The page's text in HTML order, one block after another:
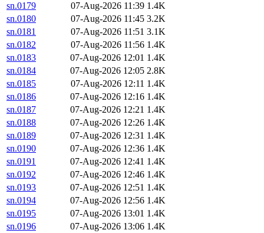
sn.0179
07-Aug-2026 11:39 1.4K
sn.0180
07-Aug-2026 11:45 3.2K
sn.0181
07-Aug-2026 11:51 3.1K
sn.0182
07-Aug-2026 11:56 1.4K
sn.0183
07-Aug-2026 12:01 1.4K
sn.0184
07-Aug-2026 12:05 2.8K
sn.0185
07-Aug-2026 12:11 1.4K
sn.0186
07-Aug-2026 12:16 1.4K
sn.0187
07-Aug-2026 12:21 1.4K
sn.0188
07-Aug-2026 12:26 1.4K
sn.0189
07-Aug-2026 12:31 1.4K
sn.0190
07-Aug-2026 12:36 1.4K
sn.0191
07-Aug-2026 12:41 1.4K
sn.0192
07-Aug-2026 12:46 1.4K
sn.0193
07-Aug-2026 12:51 1.4K
sn.0194
07-Aug-2026 12:56 1.4K
sn.0195
07-Aug-2026 13:01 1.4K
sn.0196
07-Aug-2026 13:06 1.4K